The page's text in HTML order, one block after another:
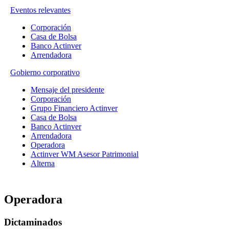
Eventos relevantes
Corporación
Casa de Bolsa
Banco Actinver
Arrendadora
Gobierno corporativo
Mensaje del presidente
Corporación
Grupo Financiero Actinver
Casa de Bolsa
Banco Actinver
Arrendadora
Operadora
Actinver WM Asesor Patrimonial
Alterna
Operadora
Dictaminados